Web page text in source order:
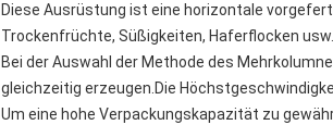
Diese Ausrüstung ist eine horizontale
Trockenfrüchte, Süßigkeiten, Haferflocken usw.
Bei der Auswahl der Methode des
gleichzeitig erzeugen.Die
Um eine hohe Verpackungskapazität zu